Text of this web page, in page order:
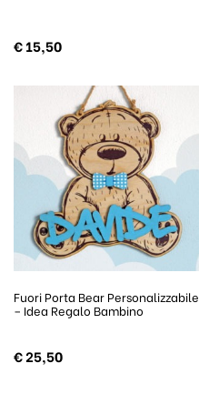
€15,50
Fuori Porta Bear Personalizzabile
– Idea Regalo Bambino
€25,50